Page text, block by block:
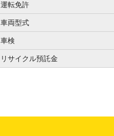
運転免許
車両型式
車検
リサイクル預託金